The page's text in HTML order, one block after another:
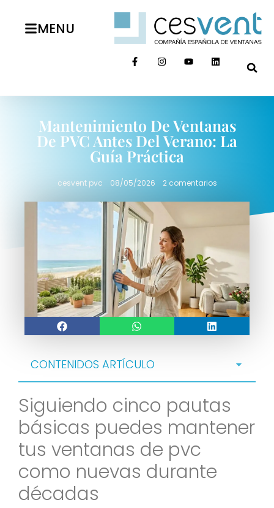
MENU
Mantenimiento De Ventanas
De PVC Antes Del Verano: La
Guía Práctica
cesvent pvc 08/05/2026 2 comentarios
CONTENIDOS ARTÍCULO
Siguiendo cinco pautas
básicas puedes mantener
tus ventanas de pvc
como nuevas durante
décadas